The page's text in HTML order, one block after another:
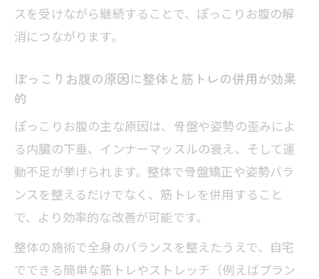
スを受けながら継続することで、ぽっこりお腹の解
消につながります。
ぽっこりお腹の原因に整体と筋トレの併用が効果
的
ぽっこりお腹の主な原因は、骨盤や姿勢の歪みによ
る内臓の下垂、インナーマッスルの衰え、そして運
動不足が挙げられます。整体で骨盤矯正や姿勢バラ
ンスを整えるだけでなく、筋トレを併用すること
で、より効率的な改善が可能です。
整体の施術で全身のバランスを整えたうえで、自宅
でできる簡単な筋トレやストレッチ（例えばプラン